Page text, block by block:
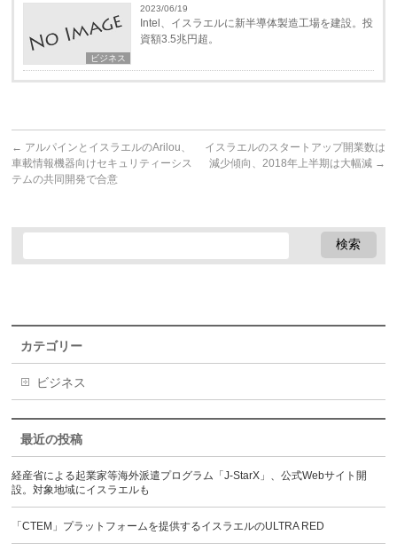
ビジネス
2023/06/19
Intel、イスラエルに新半導体製造工場を建設。投
資額3.5兆円超。
← アルパインとイスラエルのArilou、
車載情報機器向けセキュリティーシス
テムの共同開発で合意
イスラエルのスタートアップ開業数は
減少傾向、2018年上半期は大幅減 →
カテゴリー
ビジネス
最近の投稿
経産省による起業家等海外派遣プログラム「J-StarX」、公式Webサイト開
設。対象地域にイスラエルも
「CTEM」プラットフォームを提供するイスラエルのULTRA RED